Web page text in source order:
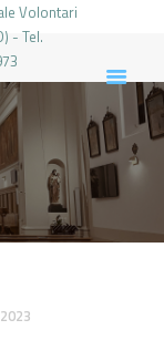
Volontari
- Tel.
UDINE